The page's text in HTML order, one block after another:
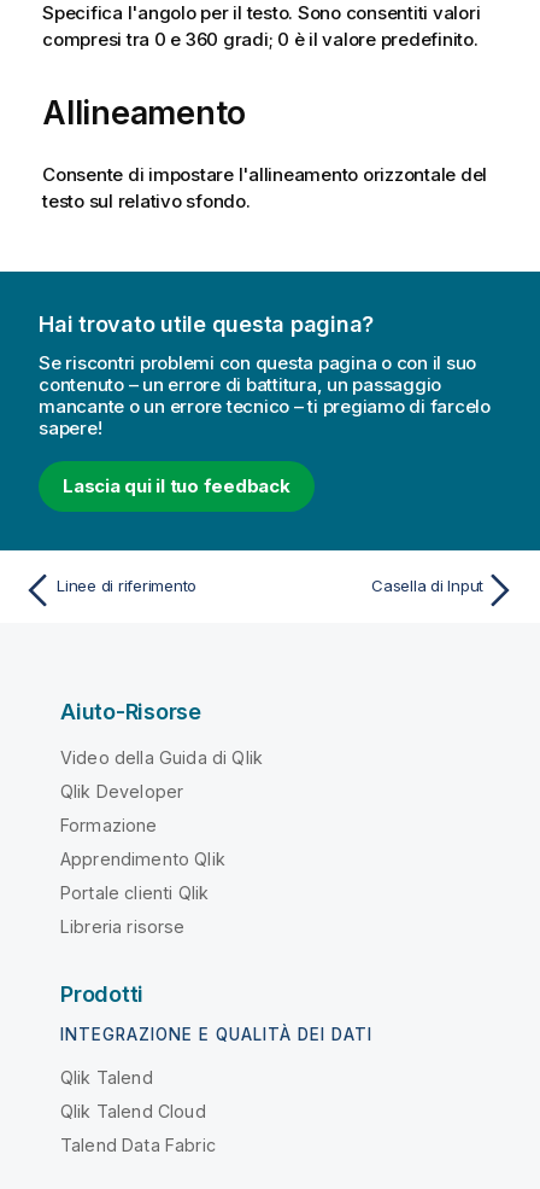
Specifica l'angolo per il testo. Sono consentiti valori
compresi tra 0 e 360 gradi; 0 è il valore predefinito.
Allineamento
Consente di impostare l'allineamento orizzontale del
testo sul relativo sfondo.
Hai trovato utile questa pagina?
Se riscontri problemi con questa pagina o con il suo
contenuto – un errore di battitura, un passaggio
mancante o un errore tecnico – ti pregiamo di farcelo
sapere!
Lascia qui il tuo feedback
Linee di riferimento Casella di Input
Aiuto-Risorse
Video della Guida di Qlik
Qlik Developer
Formazione
Apprendimento Qlik
Portale clienti Qlik
Libreria risorse
Prodotti
INTEGRAZIONE E QUALITÀ DEI DATI
Qlik Talend
Qlik Talend Cloud
Talend Data Fabric